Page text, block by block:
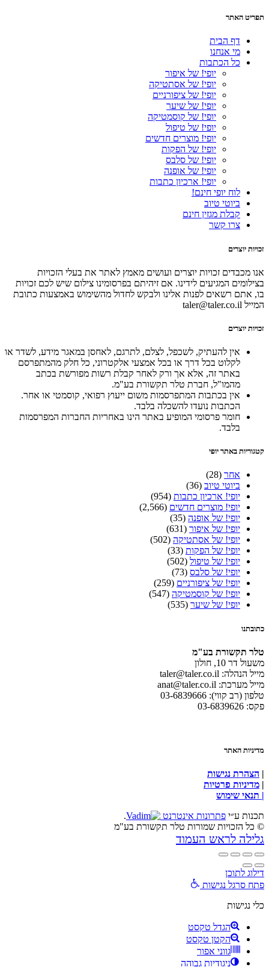
תפריט האתר
דף הבית
מי אנחנו
כל הכתבות
יופי! של איפור
יופי! של אסתטיקה
יופי! של ציפורניים
יופי! של שיער
יופי! של קוסמטיקה
יופי! של טיפול
יופי! מוצרים חדשים
יופי! של הפקות
יופי! של סלבס
יופי! של אופנה
יופי! ארכיון כתבות
לוח יופי חינם!
ביוטי טיוב
קבלת מגזין חינם
צרו קשר
זכויות יוצרים
אנו מכבדים זכויות יוצרים ועושים מאמץ לאתר את בעלי הזכויות
בצילומים המגיעים לידינו. אם זיהיתם בפרסומינו צילום שיש לכם זכויות
בו, אתם רשאים לפנות אלינו ולבקש לחדול מהשימוש באמצעות כתובת
המייל taler@taler.co.il
זכויות יוצרים
אין להעתיק, לשכפל, לצלם, לתרגם, לאחסן במאגר מידע, לשדר או
לקלוט בכל דרך או בכל אמצעי אלקטרוני, כל חלק מהמתפרסם
באתר זה, אלא אך ורק לאחר קבלת רשות מפורשת בכתב
מהמו"ל, חברת טלר תקשורת בע"מ.
אין בכתבות המתפרסמות משום ייעוץ רפואי, קוסמטי או אחר.
הכתבות נועדו להשכלה בלבד.
חומר פרסומי המופיע באתר הינו באחריות החברות המפרסמות
בלבד.
קטגוריות באתר יופי
אחר (28)
ביוטי טיוב (36)
יופי! ארכיון כתבות (954)
יופי! מוצרים חדשים (2,566)
יופי! של אופנה (35)
יופי! של איפור (631)
יופי! של אסתטיקה (502)
יופי! של הפקות (33)
יופי! של טיפול (502)
יופי! של סלבס (73)
יופי! של ציפורניים (259)
יופי! של קוסמטיקה (547)
יופי! של שיער (535)
כתובתנו
טלר תקשורת בע"מ
משעול דר 10, חולון
מייל הנהלה: taler@taler.co.il
מייל מערכת: anat@taler.co.il
טלפון (רב קווי): 03-6839666
פקס: 03-6839626
מדיניות האתר
| הצהרת נגישות
| מדיניות פרטיות
| תנאי שימוש
תכנות ע״י פתרונות אינטרנט
.
© כל הזכויות שמורות טלר תקשורת בע"מ
גלילה לראש העמוד
דילוג לתוכן
פתח סרגל נגישות
כלי נגישות
הגדל טקסט
הקטן טקסט
גווני אפור
ניגודיות גבוהה